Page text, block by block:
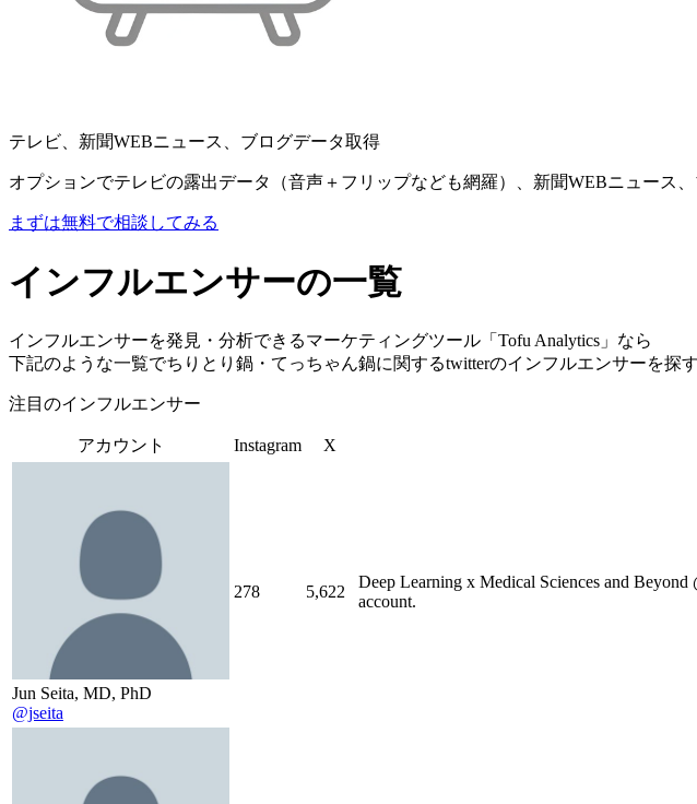
テレビ、新聞WEBニュース、ブログデータ取得
オプションでテレビの露出データ（音声＋フリップなども網羅）、新聞WEBニュース
まずは無料で相談してみる
インフルエンサーの一覧
インフルエンサーを発見・分析できるマーケティングツール「Tofu Analytics」なら
下記のような一覧でちりとり鍋・てっちゃん鍋に関するtwitterのインフルエンサーを探
注目のインフルエンサー
アカウント Instagram X
Jun Seita, MD, PhD
@jseita
278 5,622
Deep Learning x Medical Sciences and
account.